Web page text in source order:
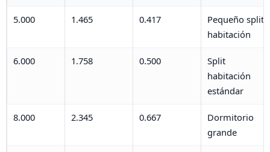
5.000 1.465 0.417
Pequeño split
habitación
6.000 1.758 0.500
Split
habitación
estándar
8.000 2.345 0.667
Dormitorio
grande